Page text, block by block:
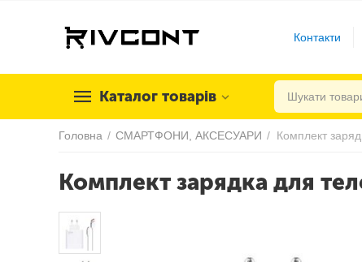
Контакти
Каталог товарів
Головна / СМАРТФОНИ, АКСЕСУАРИ /
Комплект зарядка для